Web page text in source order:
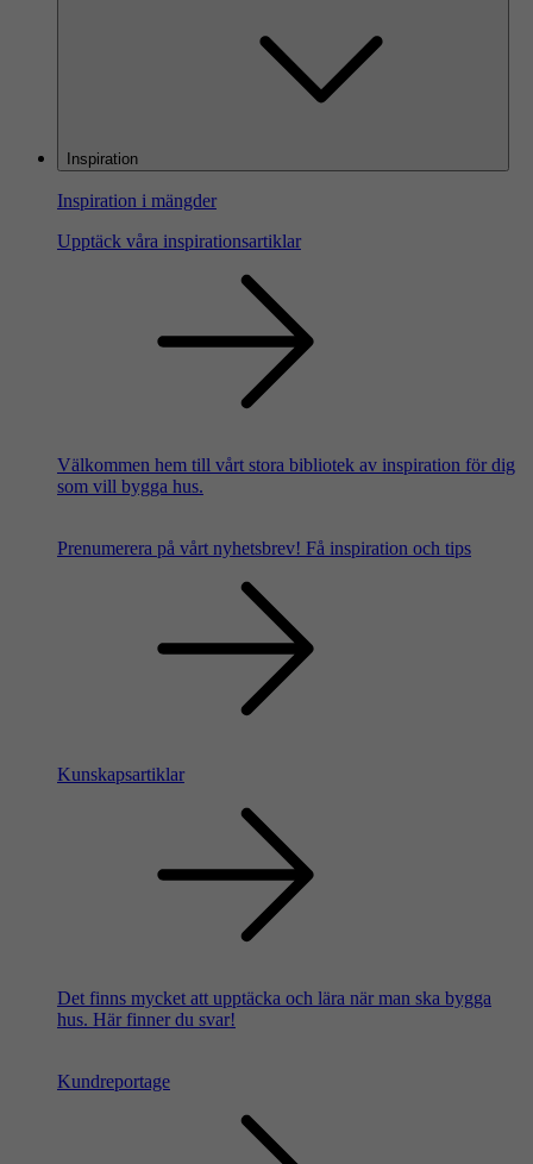
Inspiration
Inspiration i mängder
Upptäck våra inspirationsartiklar
Välkommen hem till vårt stora bibliotek av inspiration för dig
som vill bygga hus.
Prenumerera på vårt nyhetsbrev! Få inspiration och tips
Kunskapsartiklar
Det finns mycket att upptäcka och lära när man ska bygga
hus. Här finner du svar!
Kundreportage